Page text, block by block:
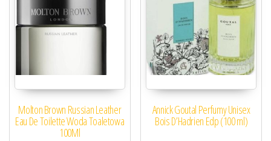
Molton Brown Russian Leather
Eau De Toilette Woda Toaletowa
100Ml
Annick Goutal Perfumy Unisex
Bois D’Hadrien Edp (100 ml)